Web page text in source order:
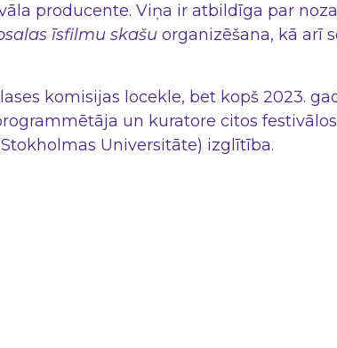
producente. Viņa ir atbildīga par
īsfilmu skašu organizēšana, kā arī
komisijas locekle, bet kopš 2023.
un kuratore citos
Universitāte) izglītība.